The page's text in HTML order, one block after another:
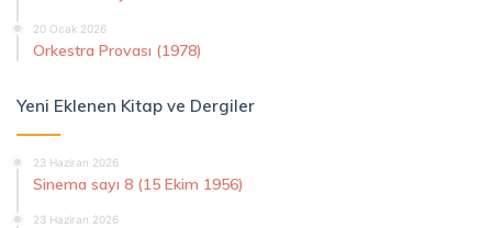
20 Ocak 2026
Orkestra Provası (1978)
Yeni Eklenen Kitap ve Dergiler
23 Haziran 2026
Sinema sayı 8 (15 Ekim 1956)
23 Haziran 2026